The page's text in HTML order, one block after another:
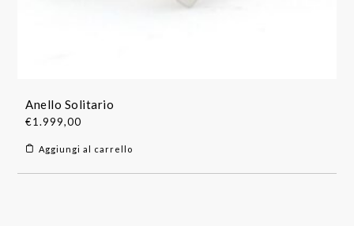
Anello Solitario
€1.999,00
Aggiungi al carrello